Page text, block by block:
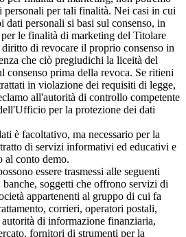
personali per tali finalità. Nei casi in cui
dati personali si basi sul consenso, in
le finalità di marketing del Titolare
di revocare il proprio consenso in
che ciò pregiudichi la liceità del
consenso prima della revoca. Se ritieni
in violazione dei requisiti di legge,
all'autorità di controllo competente
per la protezione dei dati
è facoltativo, ma necessario per la
di servizi informativi ed educativi e
al conto demo.
essere trasmessi alle seguenti
banche, soggetti che offrono servizi di
appartenenti al gruppo di cui fa
corrieri, operatori postali,
di informazione finanziaria,
fornitori di strumenti per la